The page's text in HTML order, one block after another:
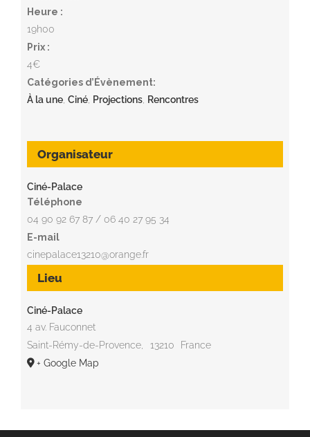
Heure :
19h00
Prix :
4€
Catégories d’Évènement:
À la une, Ciné, Projections, Rencontres
Lieu
Ciné-Palace
4 av. Fauconnet
Saint-Rémy-de-Provence, 13210
France
+ Google Map
Organisateur
Ciné-Palace
Téléphone
04 90 92 67 87 / 06 40 27 95 34
E-mail
cinepalace13210@orange.fr